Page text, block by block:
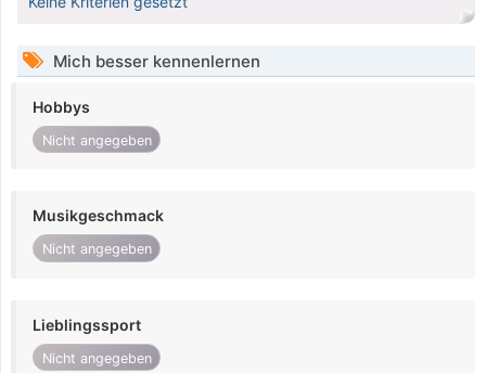
Mich besser kennenlernen
Hobbys
Nicht angegeben
Musikgeschmack
Nicht angegeben
Lieblingssport
Nicht angegeben